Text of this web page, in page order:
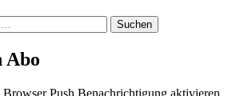
Abo
Push Benachrichtigung aktivieren,